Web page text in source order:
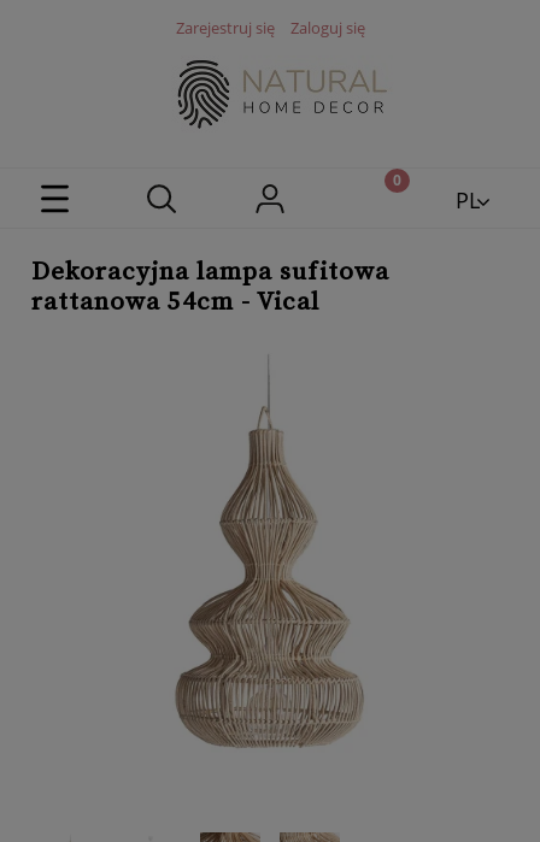
Zarejestruj się Zaloguj się
PL
Dekoracyjna lampa sufitowa
rattanowa 54cm - Vical